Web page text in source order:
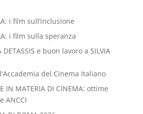
i film sull’inclusione
i film sulla speranza
DETASSIS e buon lavoro a SILVIA
del Cinema Italiano
IN MATERIA DI CINEMA: ottime
ANCCI